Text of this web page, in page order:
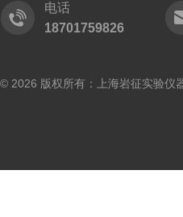
电话
18701759826
© 2026 版权所有：上海岩征实验仪